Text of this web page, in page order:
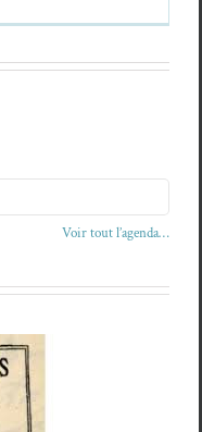
Voir tout l’agenda…